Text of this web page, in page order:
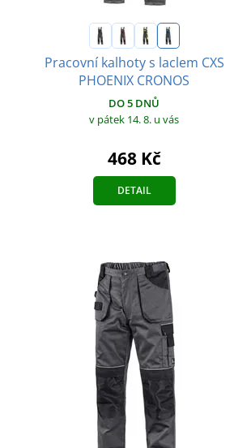
Pracovní kalhoty s laclem CXS
PHOENIX CRONOS
DO 5 DNŮ
v pátek 14. 8. u vás
468 Kč
DETAIL